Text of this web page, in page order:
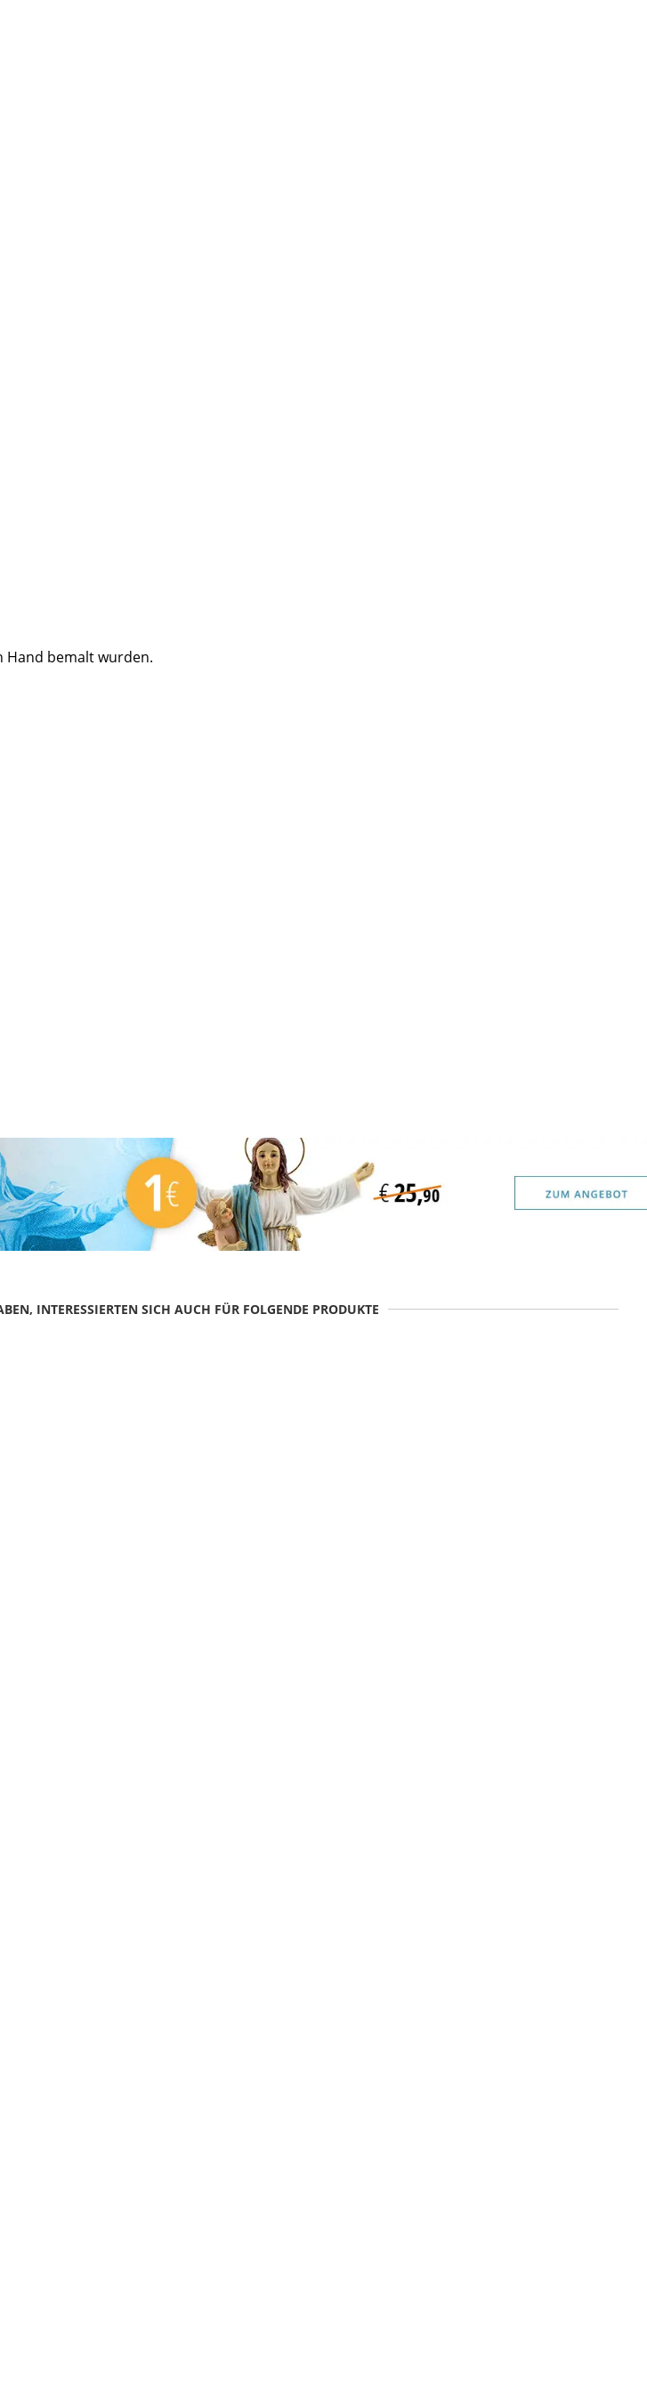
Hand bemalt wurden.
INTERESSIERTEN SICH AUCH FÜR FOLGENDE PRODUKTE